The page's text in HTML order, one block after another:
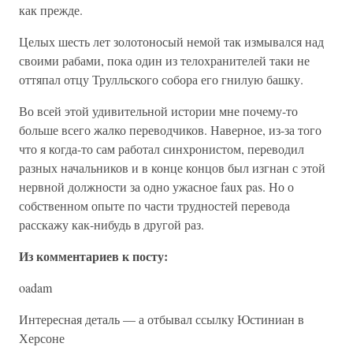
как прежде.
Целых шесть лет золотоносый немой так измывался над
своими рабами, пока один из телохранителей таки не
оттяпал отцу Трулльского собора его гнилую башку.
Во всей этой удивительной истории мне почему-то
больше всего жалко переводчиков. Наверное, из-за того
что я когда-то сам работал синхронистом, переводил
разных начальников и в конце концов был изгнан с этой
нервной должности за одно ужасное faux pas. Но о
собственном опыте по части трудностей перевода
расскажу как-нибудь в другой раз.
Из комментариев к посту:
oadam
Интересная деталь — а отбывал ссылку Юстиниан в
Херсоне